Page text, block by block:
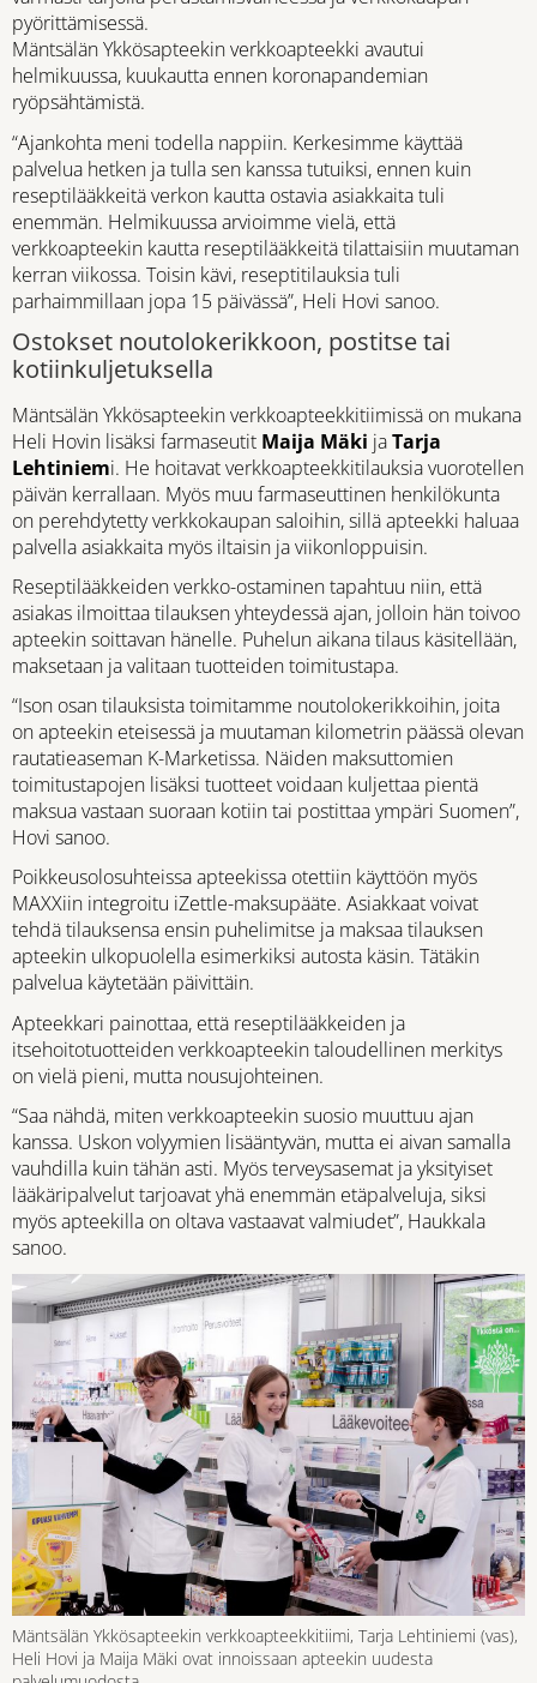
pyörittämisessä.
Mäntsälän Ykkösapteekin verkkoapteekki avautui
helmikuussa, kuukautta ennen koronapandemian
ryöpsähtämistä.
“Ajankohta meni todella nappiin. Kerkesimme käyttää
palvelua hetken ja tulla sen kanssa tutuiksi, ennen kuin
reseptilääkkeitä verkon kautta ostavia asiakkaita tuli
enemmän. Helmikuussa arvioimme vielä, että
verkkoapteekin kautta reseptilääkkeitä tilattaisiin muutaman
kerran viikossa. Toisin kävi, reseptitilauksia tuli
parhaimmillaan jopa 15 päivässä”, Heli Hovi sanoo.
Ostokset noutolokerikkoon, postitse tai
kotiinkuljetuksella
Mäntsälän Ykkösapteekin verkkoapteekkitiimissä on mukana
Heli Hovin lisäksi farmaseutit Maija Mäki jaTarja
Lehtiniemi. He hoitavat verkkoapteekkitilauksia vuorotellen
päivän kerrallaan. Myös muu farmaseuttinen henkilökunta
on perehdytetty verkkokaupan saloihin, sillä apteekki haluaa
palvella asiakkaita myös iltaisin ja viikonloppuisin.
Reseptilääkkeiden verkko-ostaminen tapahtuu niin, että
asiakas ilmoittaa tilauksen yhteydessä ajan, jolloin hän toivoo
apteekin soittavan hänelle. Puhelun aikana tilaus käsitellään,
maksetaan ja valitaan tuotteiden toimitustapa.
“Ison osan tilauksista toimitamme noutolokerikkoihin, joita
on apteekin eteisessä ja muutaman kilometrin päässä olevan
rautatieaseman K-Marketissa. Näiden maksuttomien
toimitustapojen lisäksi tuotteet voidaan kuljettaa pientä
maksua vastaan suoraan kotiin tai postittaa ympäri Suomen”,
Hovi sanoo.
Poikkeusolosuhteissa apteekissa otettiin käyttöön myös
MAXXiin integroitu iZettle-maksupääte. Asiakkaat voivat
tehdä tilauksensa ensin puhelimitse ja maksaa tilauksen
apteekin ulkopuolella esimerkiksi autosta käsin. Tätäkin
palvelua käytetään päivittäin.
Apteekkari painottaa, että reseptilääkkeiden ja
itsehoitotuotteiden verkkoapteekin taloudellinen merkitys
on vielä pieni, mutta nousujohteinen.
“Saa nähdä, miten verkkoapteekin suosio muuttuu ajan
kanssa. Uskon volyymien lisääntyvän, mutta ei aivan samalla
vauhdilla kuin tähän asti. Myös terveysasemat ja yksityiset
lääkäripalvelut tarjoavat yhä enemmän etäpalveluja, siksi
myös apteekilla on oltava vastaavat valmiudet”, Haukkala
sanoo.
Mäntsälän Ykkösapteekin verkkoapteekkitiimi, Tarja Lehtiniemi (vas),
Heli Hovi ja Maija Mäki ovat innoissaan apteekin uudesta